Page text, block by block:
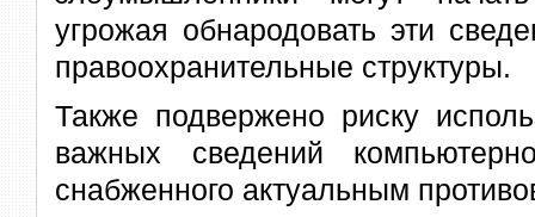
угрожая обнародовать эти
правоохранительные структуры.
Также подвержено риску
важных сведений
снабженного актуальным